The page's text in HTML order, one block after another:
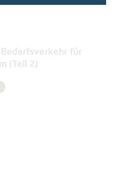
Bedarfsverkehr für
(Teil 2)